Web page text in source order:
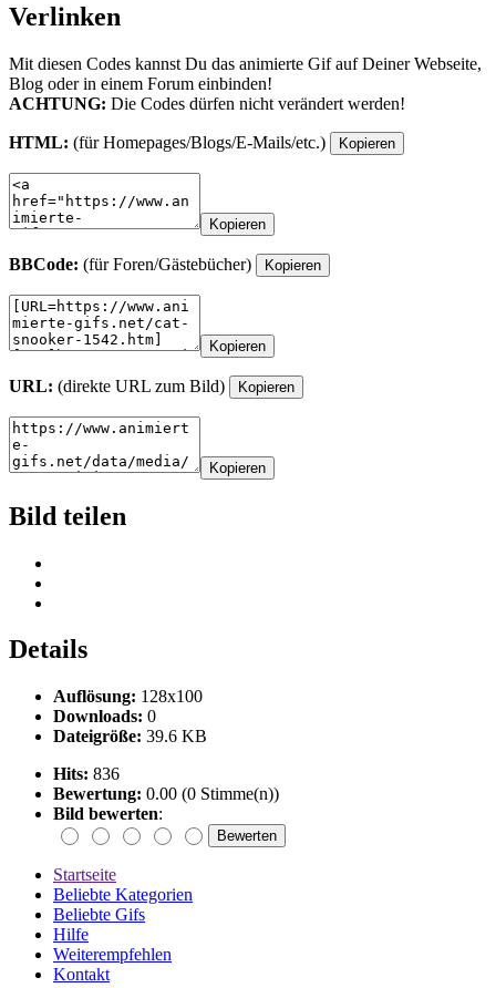
Verlinken
Mit diesen Codes kannst Du das animierte Gif auf Deiner Webseite,
Blog oder in einem Forum einbinden!
ACHTUNG: Die Codes dürfen nicht verändert werden!
HTML: (für Homepages/Blogs/E-Mails/etc.) Kopieren
Kopieren
BBCode: (für Foren/Gästebücher) Kopieren
Kopieren
URL: (direkte URL zum Bild) Kopieren
Kopieren
Bild teilen
Details
Auflösung: 128x100
Downloads: 0
Dateigröße: 39.6 KB
Hits: 836
Bewertung: 0.00 (0 Stimme(n))
Bild bewerten:
Startseite
Beliebte Kategorien
Beliebte Gifs
Hilfe
Weiterempfehlen
Kontakt